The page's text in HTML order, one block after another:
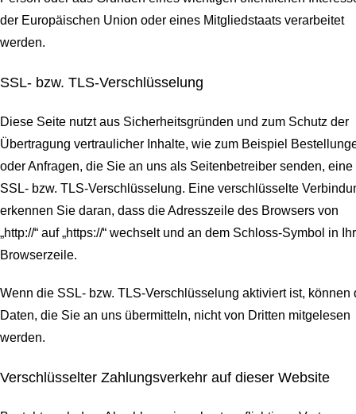
der Europäischen Union oder eines Mitgliedstaats verarbeitet
werden.
SSL- bzw. TLS-Verschlüsselung
Diese Seite nutzt aus Sicherheitsgründen und zum Schutz der
Übertragung vertraulicher Inhalte, wie zum Beispiel
oder Anfragen, die Sie an uns als Seitenbetreiber senden, eine
SSL- bzw. TLS-Verschlüsselung. Eine verschlüsselte
erkennen Sie daran, dass die Adresszeile des Browsers von
„http://“ auf „https://“ wechselt und an dem Schloss-Symbol in
Browserzeile.
Wenn die SSL- bzw. TLS-Verschlüsselung aktiviert ist, können
Daten, die Sie an uns übermitteln, nicht von Dritten mitgelesen
werden.
Verschlüsselter Zahlungsverkehr auf dieser Website